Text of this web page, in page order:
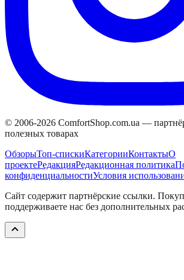
© 2006-2026 ComfortShop.com.ua —
полезных товарах
ОбзорыТоп-спискиКатегорииКонтактыО
проектеРедакцияРедакционная политика
конфиденциальностиУсловия
Сайт содержит партнёрские ссылки.
поддерживаете нас без дополнительных